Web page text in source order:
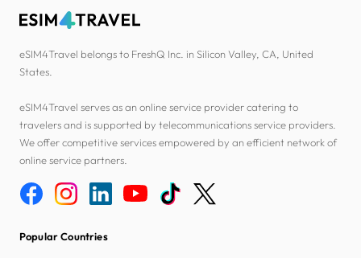
eSIM4Travel belongs to FreshQ Inc. in Silicon Valley, CA, United
States.
eSIM4Travel serves as an online service provider catering to
travelers and is supported by telecommunications service providers.
We offer competitive services empowered by an efficient network of
online service partners.
Popular Countries